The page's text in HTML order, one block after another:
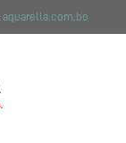
aquarella.com.bo